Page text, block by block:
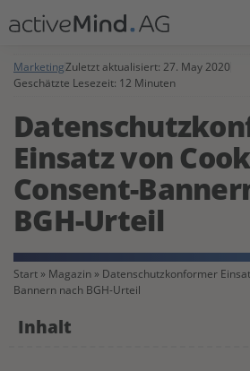
MarketingZuletzt aktualisiert: 27. May 2020
Geschätzte Lesezeit: 12 Minuten
Einsatz von
Consent-
BGH-Urteil
Start » Magazin » Datenschutzkonformer
Bannern nach BGH-Urteil
Inhalt